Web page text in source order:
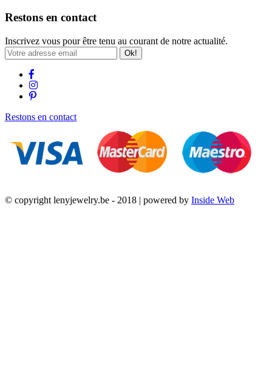
Restons en contact
Inscrivez vous pour être tenu au courant de notre actualité.
Ok!
Restons en contact
© copyright lenyjewelry.be - 2018 | powered by Inside Web